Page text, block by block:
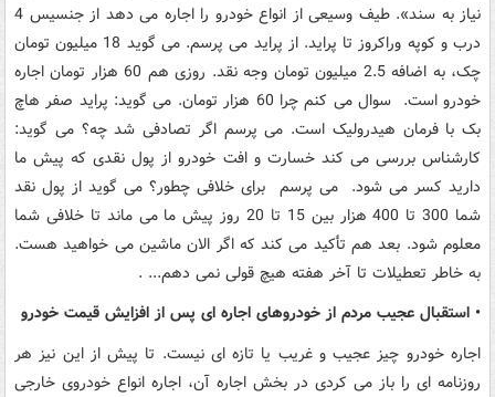
نیاز به سند». طیف وسیعی از انواع خودرو را اجاره می دهد از جنسیس 4
درب و کوپه وراکروز تا پراید. از پراید می پرسم. می گوید 18 میلیون تومان
چک، به اضافه 2.5 میلیون تومان وجه نقد. روزی هم 60 هزار تومان اجاره
خودرو است. سوال می کنم چرا 60 هزار تومان. می گوید: پراید صفر هاچ
بک با فرمان هیدرولیک است. می پرسم اگر تصادفی شد چه؟ می گوید:
کارشناس بررسی می کند خسارت و افت خودرو از پول نقدی که پیش ما
دارید کسر می شود. می پرسم برای خلافی چطور؟ می گوید از پول نقد
شما 300 تا 400 هزار بین 15 تا 20 روز پیش ما می ماند تا خلافی شما
معلوم شود. بعد هم تأکید می کند که اگر الان ماشین می خواهید هست.
به خاطر تعطیلات تا آخر هفته هیچ قولی نمی دهم... .
• استقبال عجیب مردم از خودروهای اجاره ای پس از افزایش قیمت خودرو
اجاره خودرو چیز عجیب و غریب یا تازه ای نیست. تا پیش از این نیز هر
روزنامه ای را باز می کردی در بخش اجاره آن، اجاره انواع خودروی خارجی